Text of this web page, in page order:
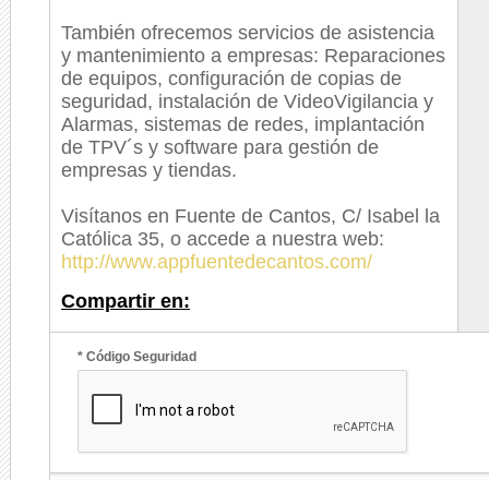
También ofrecemos servicios de asistencia
y mantenimiento a empresas: Reparaciones
de equipos, configuración de copias de
seguridad, instalación de VideoVigilancia y
Alarmas, sistemas de redes, implantación
de TPV´s y software para gestión de
empresas y tiendas.
Visítanos en Fuente de Cantos, C/ Isabel la
Católica 35, o accede a nuestra web:
http://www.appfuentedecantos.com/
Compartir en:
* Código Seguridad